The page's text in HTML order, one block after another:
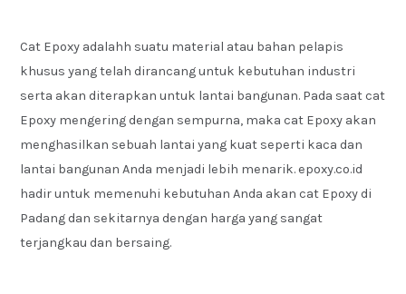
Cat Epoxy adalahh suatu material atau bahan pelapis
khusus yang telah dirancang untuk kebutuhan industri
serta akan diterapkan untuk lantai bangunan. Pada saat cat
Epoxy mengering dengan sempurna, maka cat Epoxy akan
menghasilkan sebuah lantai yang kuat seperti kaca dan
lantai bangunan Anda menjadi lebih menarik. epoxy.co.id
hadir untuk memenuhi kebutuhan Anda akan cat Epoxy di
Padang dan sekitarnya dengan harga yang sangat
terjangkau dan bersaing.